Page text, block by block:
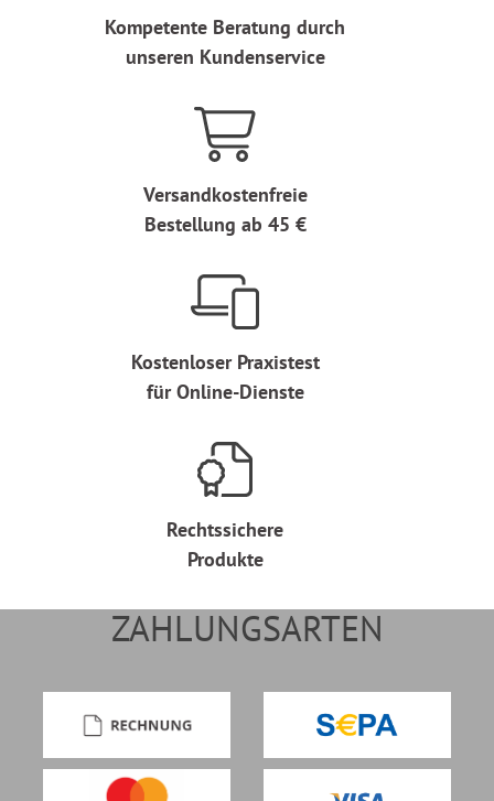
Kompetente Beratung durch
unseren Kundenservice
Versandkostenfreie
Bestellung ab 45 €
Kostenloser Praxistest
für Online-Dienste
Rechtssichere
Produkte
ZAHLUNGSARTEN